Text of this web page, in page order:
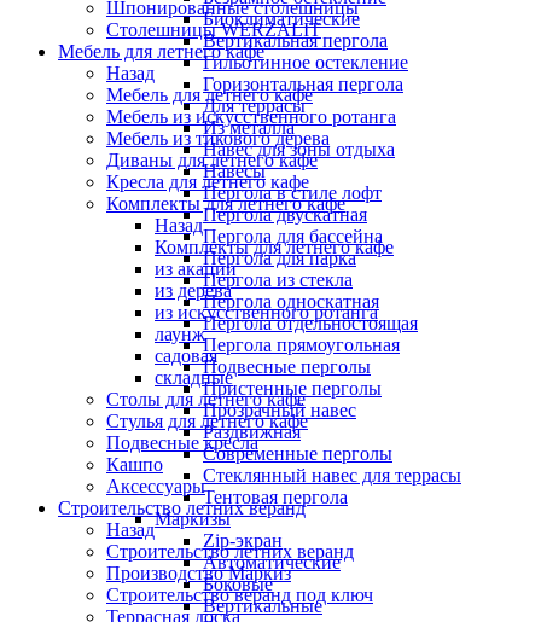
Биоклиматические
Вертикальная пергола
Гильотинное остекление
Горизонтальная пергола
Для террасы
Из металла
Навес для зоны отдыха
Навесы
Пергола в стиле лофт
Пергола двускатная
Пергола для бассейна
Пергола для парка
Пергола из стекла
Пергола односкатная
Пергола отдельностоящая
Пергола прямоугольная
Подвесные перголы
Пристенные перголы
Прозрачный навес
Раздвижная
Современные перголы
Стеклянный навес для террасы
Тентовая пергола
Маркизы
Zip-экран
Автоматические
Боковые
Вертикальные
Шпонированные столешницы
Столешницы WERZALIT
Мебель для летнего кафе
Назад
Мебель для летнего кафе
Мебель из искусственного ротанга
Мебель из тикового дерева
Диваны для летнего кафе
Кресла для летнего кафе
Комплекты для летнего кафе
Назад
Комплекты для летнего кафе
из акации
из дерева
из искусственного ротанга
лаунж
садовая
складные
Столы для летнего кафе
Стулья для летнего кафе
Подвесные кресла
Кашпо
Аксессуары
Строительство летних веранд
Назад
Строительство летних веранд
Производство Маркиз
Строительство веранд под ключ
Террасная доска